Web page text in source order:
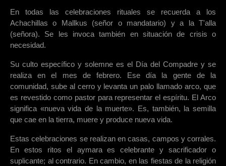
En todas las celebraciones rituales se recuerda a los
Achachillas o Mallkus (señor o mandatario) y a la T'alla
(señora). Se les invoca también en situación de crisis o
necesidad.
Su culto específico y solemne es el Día del Compadre y se
realiza en el mes de febrero. Ese día la gente de la
comunidad, sube al cerro y levanta un palo llamado arco, que
es revestido como pastor para representar el espíritu. El Arco
significa «nueva vida de la muerte». Es, también, la semilla
que cae en la tierra, muere y produce nueva vida.
Estas celebraciones se realizan en casas, campos y corrales.
En estos ritos el aymara es celebrante y sacrificador o
suplicante; al contrario. En cambio, en las fiestas de la religión